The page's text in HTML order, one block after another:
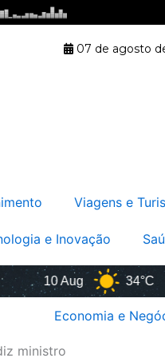
07 de agosto
Viagens e
e Inovação
10 Aug 34°C
Economia e
ministro